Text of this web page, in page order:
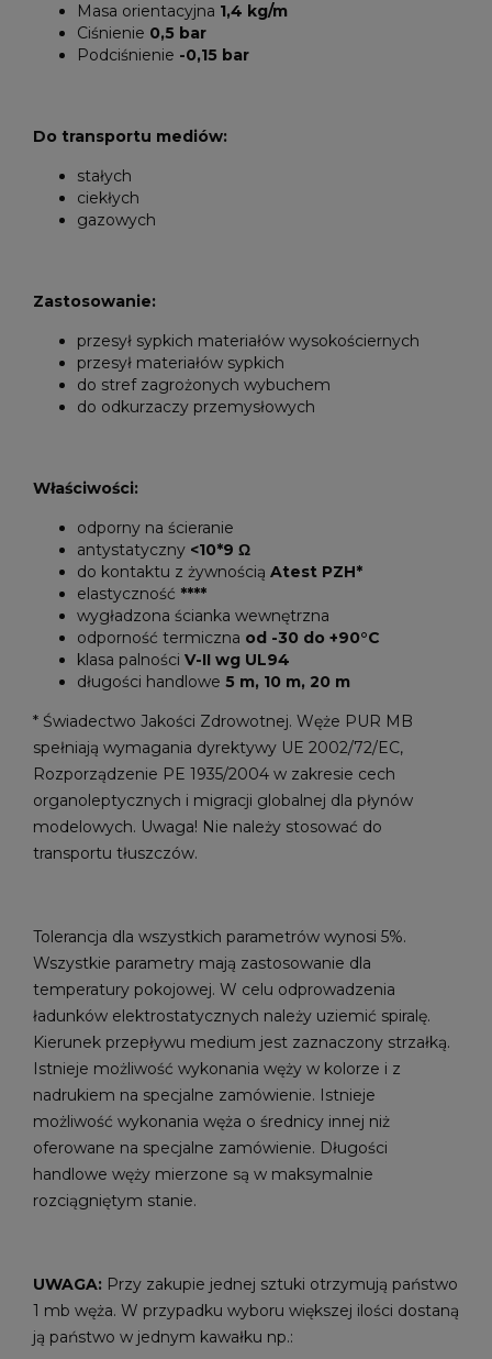
Masa orientacyjna 1,4 kg/m
Ciśnienie 0,5 bar
Podciśnienie -0,15 bar
Do transportu mediów:
stałych
ciekłych
gazowych
Zastosowanie:
przesył sypkich materiałów wysokościernych
przesył materiałów sypkich
do stref zagrożonych wybuchem
do odkurzaczy przemysłowych
Właściwości:
odporny na ścieranie
antystatyczny <10*9 Ω
do kontaktu z żywnością Atest PZH*
elastyczność ****
wygładzona ścianka wewnętrzna
odporność termiczna od -30 do +90°C
klasa palności V-II wg UL94
długości handlowe 5 m, 10 m, 20 m
* Świadectwo Jakości Zdrowotnej. Węże PUR MB
spełniają wymagania dyrektywy UE 2002/72/EC,
Rozporządzenie PE 1935/2004 w zakresie cech
organoleptycznych i migracji globalnej dla płynów
modelowych. Uwaga! Nie należy stosować do
transportu tłuszczów.
Tolerancja dla wszystkich parametrów wynosi 5%.
Wszystkie parametry mają zastosowanie dla
temperatury pokojowej. W celu odprowadzenia
ładunków elektrostatycznych należy uziemić spiralę.
Kierunek przepływu medium jest zaznaczony strzałką.
Istnieje możliwość wykonania węży w kolorze i z
nadrukiem na specjalne zamówienie. Istnieje
możliwość wykonania węża o średnicy innej niż
oferowane na specjalne zamówienie. Długości
handlowe węży mierzone są w maksymalnie
rozciągniętym stanie.
UWAGA: Przy zakupie jednej sztuki otrzymują państwo
1 mb węża. W przypadku wyboru większej ilości dostaną
ją państwo w jednym kawałku np.: